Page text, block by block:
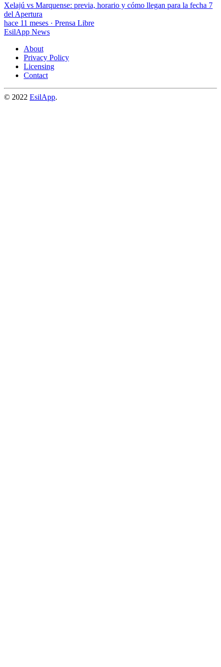
Xelajú vs Marquense: previa, horario y cómo llegan para la fecha 7
del Apertura
hace 11 meses · Prensa Libre
EsilApp News
About
Privacy Policy
Licensing
Contact
© 2022 EsilApp.